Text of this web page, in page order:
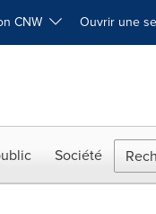
CNW Ouvrir une
Société